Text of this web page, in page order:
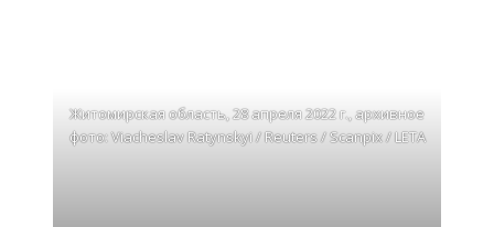
Житомирская область, 28 апреля 2022 г., архивное
фото: Viacheslav Ratynskyi / Reuters / Scanpix / LETA